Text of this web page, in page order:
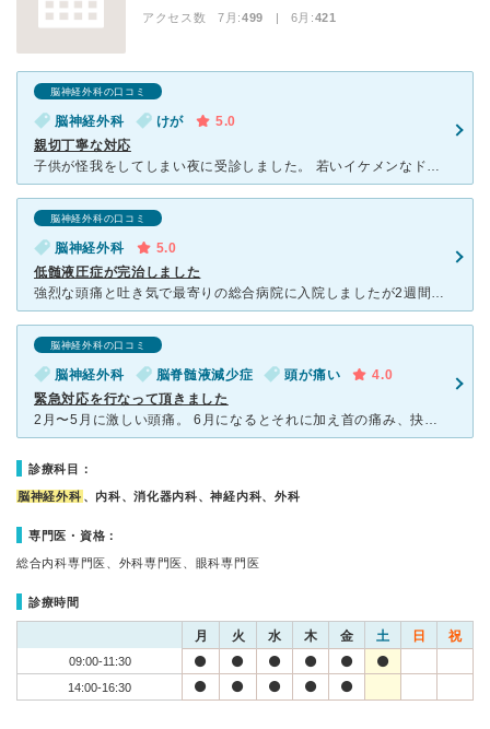
アクセス数 7月:499 | 6月:421
脳神経外科の口コミ
脳神経外科 けが
5.0
親切丁寧な対応
子供が怪我をしてしまい夜に受診しました。 若いイケメンなドクターとベテランの優しい看護師さんでした。 夜間に受診する程の怪我ではなかったかもしれませんが、 親切丁寧に対応して下さり、自分自身も安
脳神経外科の口コミ
脳神経外科
5.0
低髄液圧症が完治しました
強烈な頭痛と吐き気で最寄りの総合病院に入院しましたが2週間原因がわからず、担当医から低髄液圧症候群の可能性を指摘され、秋葉病院に転院しました。 秋葉病院ではただちに検査を実施して、髄液漏出箇所をつき
脳神経外科の口コミ
脳神経外科 脳脊髄液減少症 頭が痛い
4.0
緊急対応を行なって頂きました
2月〜5月に激しい頭痛。 6月になるとそれに加え首の痛み、抉るような目の痛み。 脳神経内科3回。脳神経外科3回。整形外科2回。整体5回。首のリハビリ8回。 色んな病院に行きましたが、病名不明確。
診療科目：
脳神経外科 、内科、消化器内科、神経内科、外科
専門医・資格：
総合内科専門医、外科専門医、眼科専門医
診療時間
月 火 水 木 金 土 日 祝
09:00-11:30
14:00-16:30